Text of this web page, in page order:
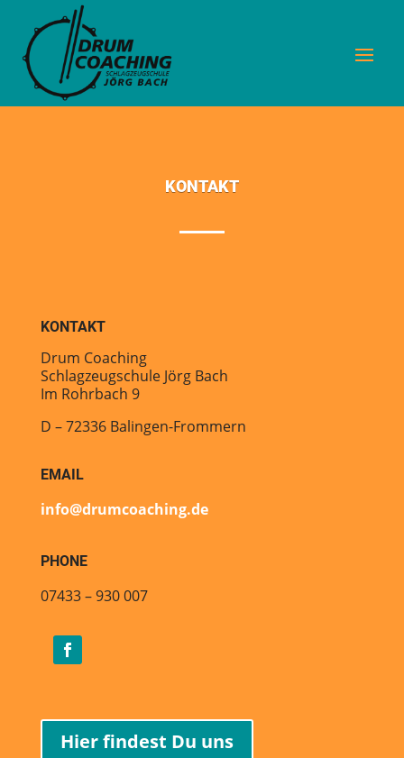
KONTAKT
KONTAKT
Drum Coaching
Schlagzeugschule Jörg Bach
Im Rohrbach 9
D – 72336 Balingen-Frommern
EMAIL
info@drumcoaching.de
PHONE
07433 – 930 007
Hier findest Du uns